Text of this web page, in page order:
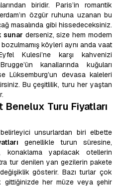
biridir. Paris’in romantik
özgür ruhuna uzanan bu
masalında gibi hissedeceksiniz.
sunar derseniz, size hem modern
köyleri aynı anda vaat
Kulesi’ne karşı kahvenizi
kanallarında kuğuları
Lüksemburg’un devasa kaleleri
Bu çeşitlilik, turu her yaştan
Benelux Turu Fiyatları
unsurlardan biri elbette
genellikle turun süresine,
konaklama yapılacak otellerin
tur denilen yan gezilerin pakete
gösterir. Bazı turlar çok
gittiğinizde her müze veya şehir